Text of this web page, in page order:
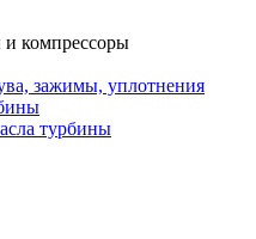
компрессоры
зажимы, уплотнения
турбины